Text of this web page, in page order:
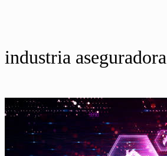
industria aseguradora